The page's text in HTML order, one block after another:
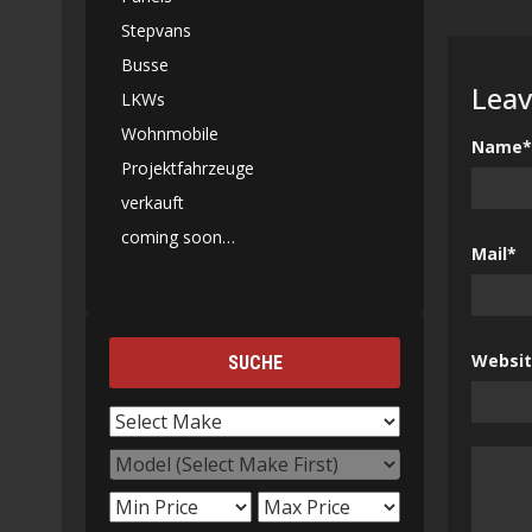
Name*
Mail*
Stepvans
Busse
LKWs
Wohnmobile
Projektfahrzeuge
verkauft
coming soon…
SUCHE